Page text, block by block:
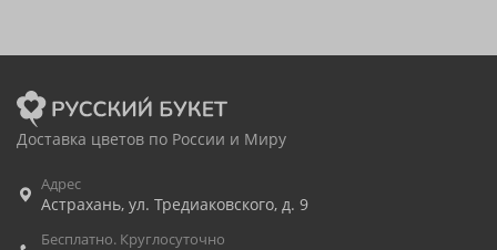
Доставка цветов по России и Миру
Адрес
Астрахань, ул. Тредиаковского, д. 9
Бесплатно. Круглосуточно